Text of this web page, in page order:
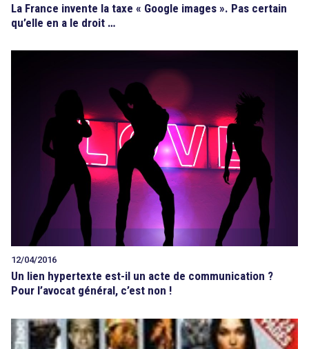
La France invente la taxe « Google images ». Pas certain
qu’elle en a le droit …
12/04/2016
Un lien hypertexte est-il un acte de communication ?
Pour l’avocat général, c’est non !